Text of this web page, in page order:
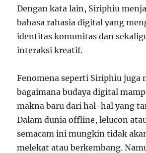
Dengan kata lain, Siriphiu
bahasa rahasia digital yang
identitas komunitas dan
interaksi kreatif.
Fenomena seperti Siriphiu juga
bagaimana budaya digital
makna baru dari hal-hal yang
Dalam dunia offline, lelucon
semacam ini mungkin tidak
melekat atau berkembang.